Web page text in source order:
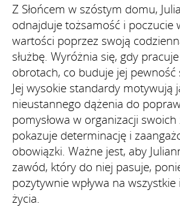
Z Słońcem w szóstym domu,
odnajduje tożsamość i poczucie
wartości poprzez swoją
służbę. Wyróżnia się, gdy
obrotach, co buduje jej pewność
Jej wysokie standardy motywują
nieustannego dążenia do
pomysłowa w organizacji swoich
pokazuje determinację i
obowiązki. Ważne jest, aby
zawód, który do niej pasuje,
pozytywnie wpływa na
życia.